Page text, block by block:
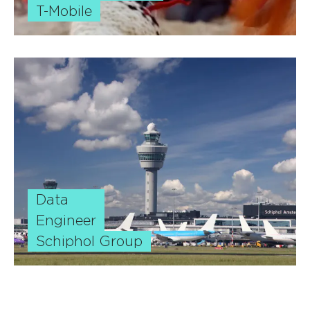
T-Mobile
Data
Engineer
Schiphol Group